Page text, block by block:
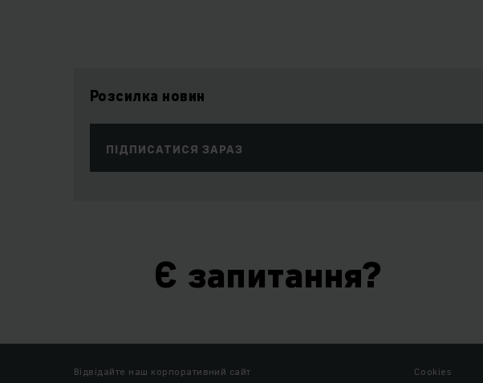
Розсилка новин
ПІДПИСАТИСЯ ЗАРАЗ
Є запитання?
Відвідайте наш корпоративний сайт Cookies